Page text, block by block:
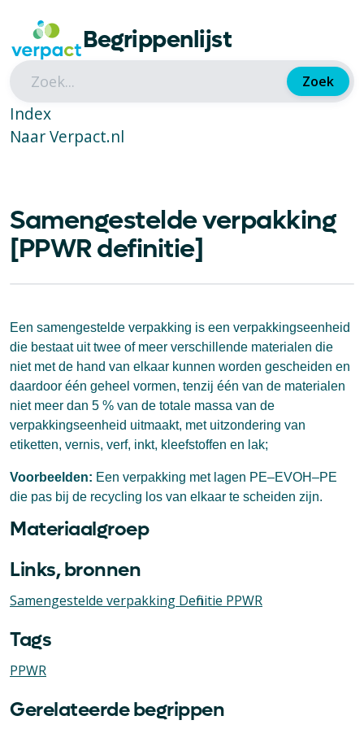
Begrippenlijst
Zoek
Index
Naar Verpact.nl
Samengestelde verpakking
[PPWR definitie]
Een samengestelde verpakking is een verpakkingseenheid
die bestaat uit twee of meer verschillende materialen die
niet met de hand van elkaar kunnen worden gescheiden en
daardoor één geheel vormen, tenzij één van de materialen
niet meer dan 5 % van de totale massa van de
verpakkingseenheid uitmaakt, met uitzondering van
etiketten, vernis, verf, inkt, kleefstoffen en lak;
Voorbeelden: Een verpakking met lagen PE–EVOH–PE
die pas bij de recycling los van elkaar te scheiden zijn.
Materiaalgroep
Links, bronnen
Samengestelde verpakking Definitie PPWR
Tags
PPWR
Gerelateerde begrippen